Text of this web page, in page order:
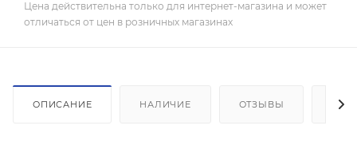
Цена действительна только для интернет-магазина и может
отличаться от цен в розничных магазинах
ОПИСАНИЕ НАЛИЧИЕ ОТЗЫВЫ